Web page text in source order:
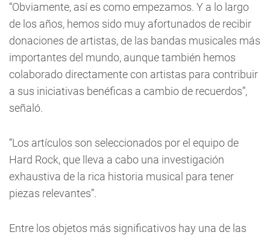
“Obviamente, así es como empezamos. Y a lo largo
de los años, hemos sido muy afortunados de recibir
donaciones de artistas, de las bandas musicales más
importantes del mundo, aunque también hemos
colaborado directamente con artistas para contribuir
a sus iniciativas benéficas a cambio de recuerdos”,
señaló.
“Los artículos son seleccionados por el equipo de
Hard Rock, que lleva a cabo una investigación
exhaustiva de la rica historia musical para tener
piezas relevantes”.
Entre los objetos más significativos hay una de las